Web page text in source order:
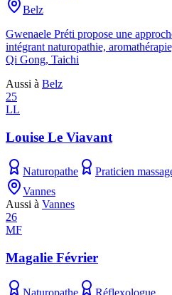
Belz
Gwenaele Préti propose une
intégrant naturopathie,
Qi Gong, Taichi
Aussi à Belz
25
LL
Louise Le Viavant
Naturopathe Praticien
Vannes
Aussi à Vannes
26
MF
Magalie Février
Naturopathe
Réflexologue